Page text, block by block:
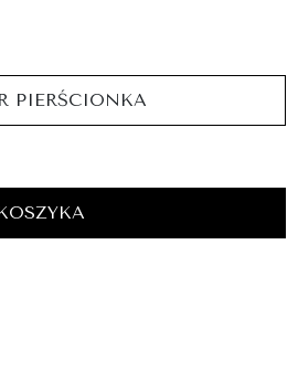
PIERŚCIONKA